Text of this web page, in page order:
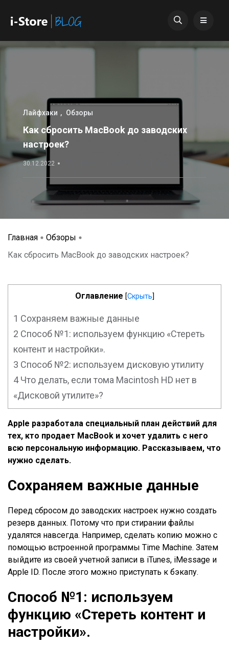
Лайфхаки Обзоры
Как сбросить MacBook до заводских
настроек?
30.12.2022
Главная
Обзоры
Как сбросить MacBook до заводских настроек?
Оглавление [Скрыть]
1 Сохраняем важные данные
2 Способ №1: используем функцию «Стереть
контент и настройки».
3 Способ №2: используем дисковую утилиту
4Что делать, если тома Macintosh HD нет в
«Дисковой утилите»?
Apple разработала специальный план действий для
тех, кто продает MacBook и хочет удалить с него
всю персональную информацию. Рассказываем, что
нужно сделать.
Сохраняем важные данные
Перед сбросом до заводских настроек нужно создать
резерв данных. Потому что при стирании файлы
удалятся навсегда. Например, сделать копию можно с
помощью встроенной программы Time Machine. Затем
выйдите из своей учетной записи в iTunes, iMessage и
Apple ID. После этого можно приступать к бэкапу.
Способ №1: используем
функцию «Стереть контент и
настройки».